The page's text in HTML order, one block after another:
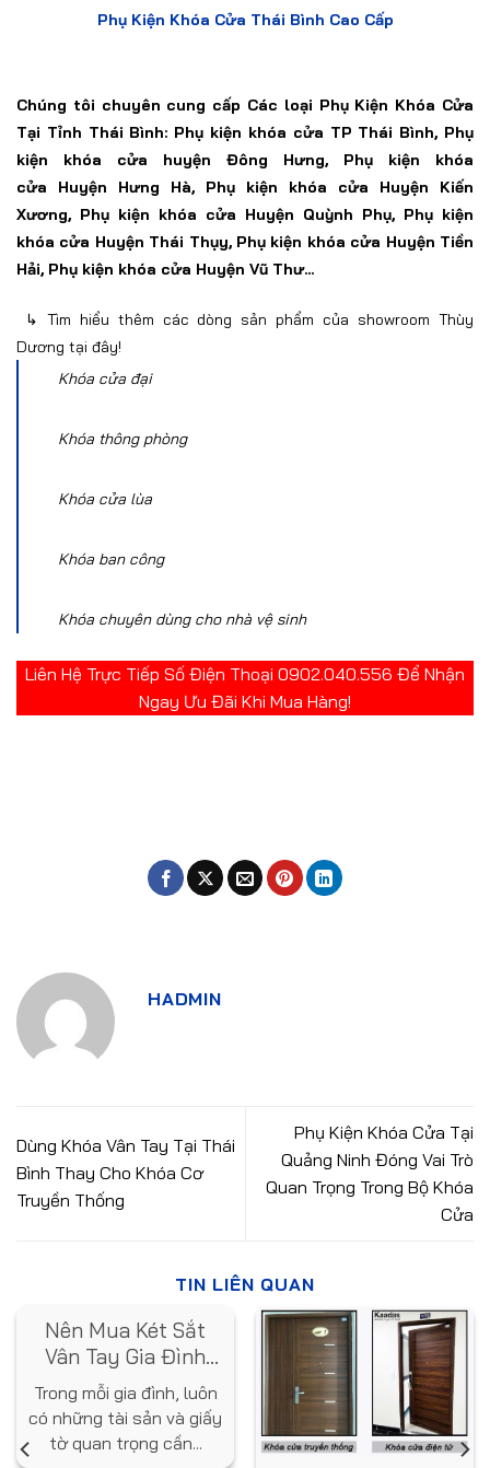
Phụ Kiện Khóa Cửa Thái Bình Cao Cấp
Chúng tôi chuyên cung cấp Các loại Phụ Kiện Khóa Cửa
Tại Tỉnh Thái Bình: Phụ kiện khóa cửa TP Thái Bình, Phụ
kiện khóa cửa huyện Đông Hưng, Phụ kiện khóa
cửa
Huyện Hưng Hà, Phụ kiện khóa cửa
Huyện Kiến
Xương, Phụ kiện khóa cửa Huyện Quỳnh Phụ, Phụ kiện
khóa cửa Huyện Thái Thụy, Phụ kiện khóa cửa Huyện Tiền
Hải, Phụ kiện khóa cửa Huyện Vũ Thư...
↳ Tìm hiểu thêm các dòng sản phẩm của showroom Thùy
Dương tại đây!
Khóa cửa đại
Khóa thông phòng
Khóa cửa lùa
Khóa ban công
Khóa chuyên dùng cho nhà vệ sinh
Liên Hệ Trực Tiếp Số Điện Thoại 0902.040.556 Để Nhận
Ngay Ưu Đãi Khi Mua Hàng!
HADMIN
Dùng Khóa Vân Tay Tại Thái
Bình Thay Cho Khóa Cơ
Truyền Thống
Phụ Kiện Khóa Cửa Tại
Quảng Ninh Đóng Vai Trò
Quan Trọng Trong Bộ Khóa
Cửa
TIN LIÊN QUAN
Nên Mua Két Sắt
Vân Tay Gia Đình
Loại Nào? Gợi Ý Từ
Chuyên Gia
Trong mỗi gia đình, luôn
có những tài sản và giấy
tờ quan trọng cần...